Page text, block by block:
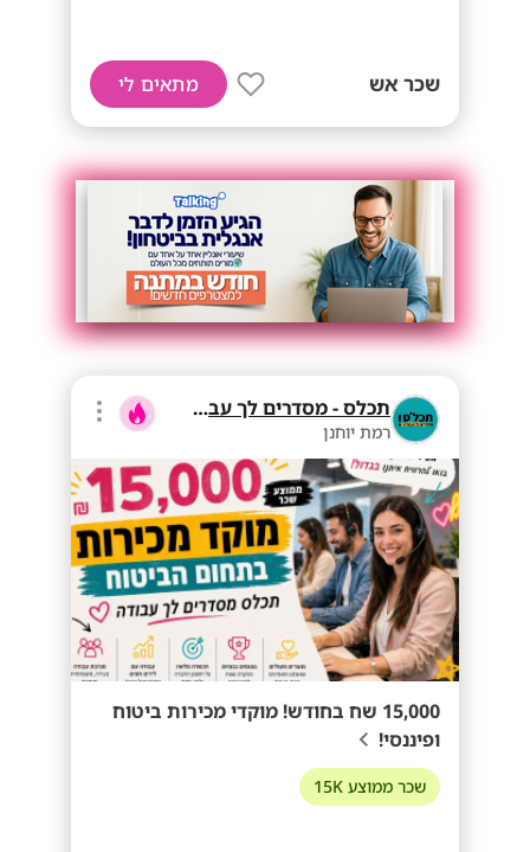
שכר אש מתאים לי
תכלס - מסדרים לך עבודה
רמת יוחנן
15,000 שח בחודש! מוקדי מכירות ביטוח
ופיננסי!
שכר ממוצע 15K